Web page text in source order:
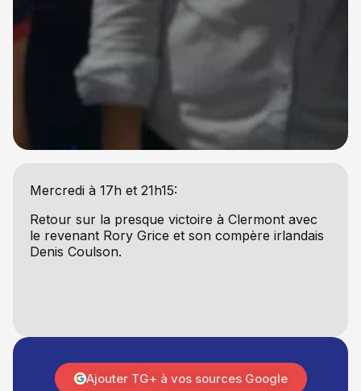
Mercredi à 17h et 21h15:
Retour sur la presque victoire à Clermont avec
le revenant Rory Grice et son compère irlandais
Denis Coulson.
Ajouter TG+ à vos sources Google